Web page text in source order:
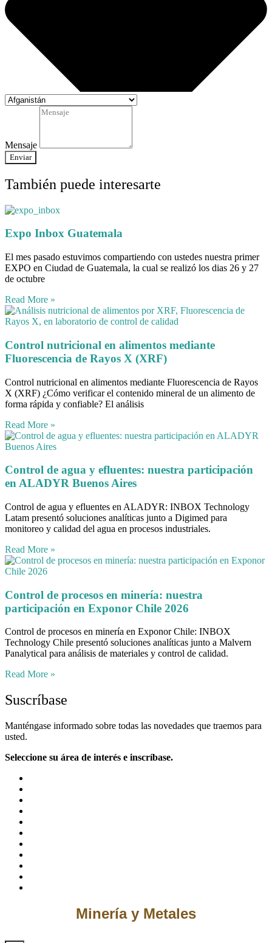
Mensaje
Enviar
También puede interesarte
Expo Inbox Guatemala
El mes pasado estuvimos compartiendo con ustedes nuestra primer
EXPO en Ciudad de Guatemala, la cual se realizó los dias 26 y 27
de octubre
Read More »
Control nutricional en alimentos mediante
Fluorescencia de Rayos X (XRF)
Control nutricional en alimentos mediante Fluorescencia de Rayos
X (XRF) ¿Cómo verificar el contenido mineral de un alimento de
forma rápida y confiable? El análisis
Read More »
Control de agua y efluentes: nuestra participación
en ALADYR Buenos Aires
Control de agua y efluentes en ALADYR: INBOX Technology
Latam presentó soluciones analíticas junto a Digimed para
monitoreo y calidad del agua en procesos industriales.
Read More »
Control de procesos en minería: nuestra
participación en Exponor Chile 2026
Control de procesos en minería en Exponor Chile: INBOX
Technology Chile presentó soluciones analíticas junto a Malvern
Panalytical para análisis de materiales y control de calidad.
Read More »
Suscríbase
Manténgase informado sobre todas las novedades que traemos para
usted.
Seleccione su área de interés e inscríbase.
Minería y Metales